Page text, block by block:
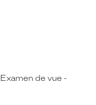
Examen de vue